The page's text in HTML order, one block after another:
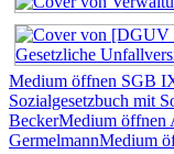
Medium öffnen SGB
Sozialgesetzbuch mit
BeckerMedium öffnen
GermelmannMedium